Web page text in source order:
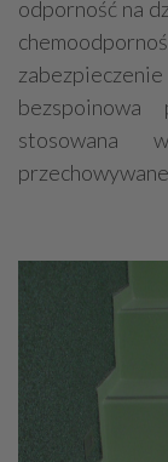
odporność na
bezspoinowa
stosowana